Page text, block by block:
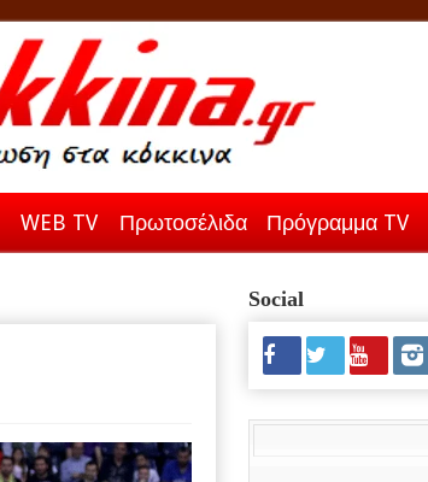
WEB TV Πρωτοσέλιδα Πρόγραμμα TV
Social